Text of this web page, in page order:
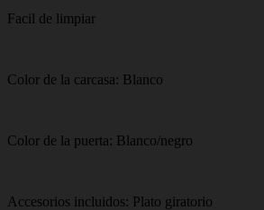
Facil de limpiar
Color de la carcasa: Blanco
Color de la puerta: Blanco/negro
Accesorios incluidos: Plato giratorio